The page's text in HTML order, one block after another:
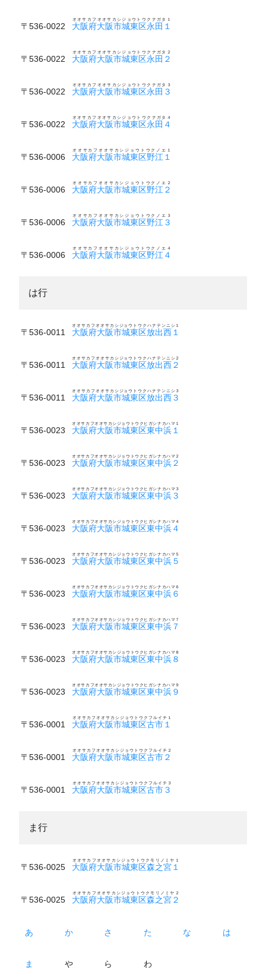
〒536-0022 大阪府大阪市城東区永田１
オオサカフオオサカシジョウトウクナガタ１
〒536-0022 大阪府大阪市城東区永田２
オオサカフオオサカシジョウトウクナガタ２
〒536-0022 大阪府大阪市城東区永田３
オオサカフオオサカシジョウトウクナガタ３
〒536-0022 大阪府大阪市城東区永田４
オオサカフオオサカシジョウトウクナガタ４
〒536-0006 大阪府大阪市城東区野江１
オオサカフオオサカシジョウトウクノエ１
〒536-0006 大阪府大阪市城東区野江２
オオサカフオオサカシジョウトウクノエ２
〒536-0006 大阪府大阪市城東区野江３
オオサカフオオサカシジョウトウクノエ３
〒536-0006 大阪府大阪市城東区野江４
オオサカフオオサカシジョウトウクノエ４
は行
〒536-0011 大阪府大阪市城東区放出西１
オオサカフオオサカシジョウトウクハナテンニシ１
〒536-0011 大阪府大阪市城東区放出西２
オオサカフオオサカシジョウトウクハナテンニシ２
〒536-0011 大阪府大阪市城東区放出西３
オオサカフオオサカシジョウトウクハナテンニシ３
〒536-0023 大阪府大阪市城東区東中浜１
オオサカフオオサカシジョウトウクヒガシナカハマ１
〒536-0023 大阪府大阪市城東区東中浜２
オオサカフオオサカシジョウトウクヒガシナカハマ２
〒536-0023 大阪府大阪市城東区東中浜３
オオサカフオオサカシジョウトウクヒガシナカハマ３
〒536-0023 大阪府大阪市城東区東中浜４
オオサカフオオサカシジョウトウクヒガシナカハマ４
〒536-0023 大阪府大阪市城東区東中浜５
オオサカフオオサカシジョウトウクヒガシナカハマ５
〒536-0023 大阪府大阪市城東区東中浜６
オオサカフオオサカシジョウトウクヒガシナカハマ６
〒536-0023 大阪府大阪市城東区東中浜７
オオサカフオオサカシジョウトウクヒガシナカハマ７
〒536-0023 大阪府大阪市城東区東中浜８
オオサカフオオサカシジョウトウクヒガシナカハマ８
〒536-0023 大阪府大阪市城東区東中浜９
オオサカフオオサカシジョウトウクヒガシナカハマ９
〒536-0001 大阪府大阪市城東区古市１
オオサカフオオサカシジョウトウクフルイチ１
〒536-0001 大阪府大阪市城東区古市２
オオサカフオオサカシジョウトウクフルイチ２
〒536-0001 大阪府大阪市城東区古市３
オオサカフオオサカシジョウトウクフルイチ３
ま行
〒536-0025 大阪府大阪市城東区森之宮１
オオサカフオオサカシジョウトウクモリノミヤ１
〒536-0025 大阪府大阪市城東区森之宮２
オオサカフオオサカシジョウトウクモリノミヤ２
あ か さ た な は
ま や ら わ